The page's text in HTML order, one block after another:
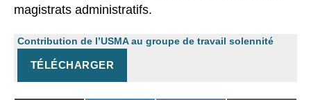
magistrats administratifs.
Contribution de l’USMA au groupe de travail solennité
TÉLÉCHARGER